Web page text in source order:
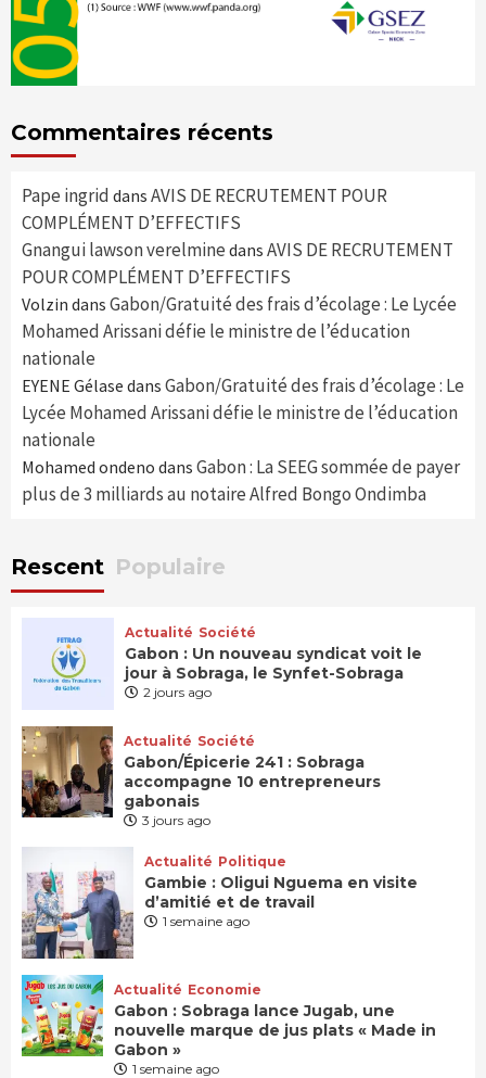
Commentaires récents
Pape ingrid dans AVIS DE RECRUTEMENT POUR
COMPLÉMENT D’EFFECTIFS
Gnangui lawson verelmine dans AVIS DE RECRUTEMENT
POUR COMPLÉMENT D’EFFECTIFS
Volzin dans Gabon/Gratuité des frais d’écolage : Le Lycée
Mohamed Arissani défie le ministre de l’éducation
nationale
EYENE Gélase dans Gabon/Gratuité des frais d’écolage : Le
Lycée Mohamed Arissani défie le ministre de l’éducation
nationale
Mohamed ondeno dans Gabon : La SEEG sommée de payer
plus de 3 milliards au notaire Alfred Bongo Ondimba
Rescent Populaire
Actualité Société
Gabon : Un nouveau syndicat voit le
jour à Sobraga, le Synfet-Sobraga
2 jours ago
Actualité Société
Gabon/Épicerie 241 : Sobraga
accompagne 10 entrepreneurs
gabonais
3 jours ago
Actualité Politique
Gambie : Oligui Nguema en visite
d’amitié et de travail
1 semaine ago
Actualité Economie
Gabon : Sobraga lance Jugab, une
nouvelle marque de jus plats « Made in
Gabon »
1 semaine ago